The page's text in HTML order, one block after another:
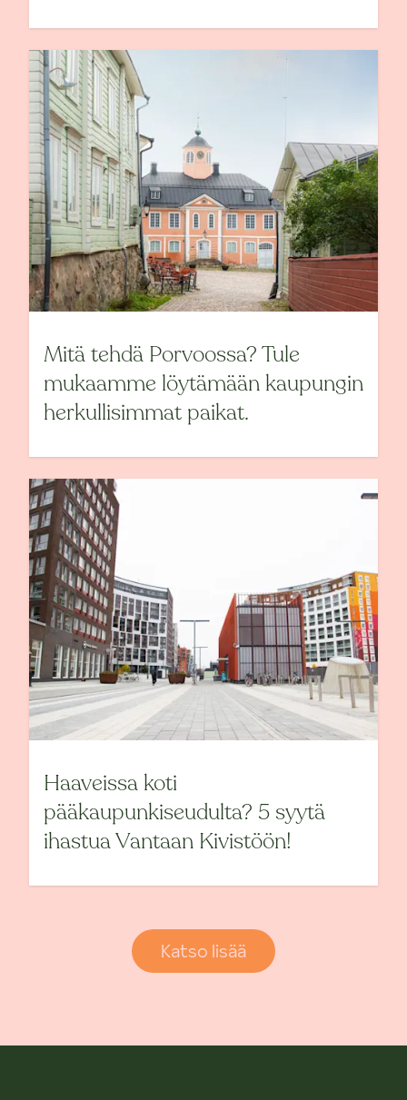
Mitä tehdä Porvoossa? Tule
mukaamme löytämään kaupungin
herkullisimmat paikat.
Haaveissa koti
pääkaupunkiseudulta? 5 syytä
ihastua Vantaan Kivistöön!
Katso lisää